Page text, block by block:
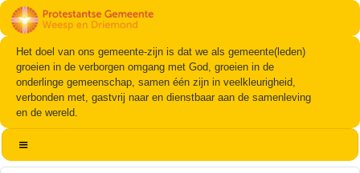
Het doel van ons gemeente-zijn is dat we als gemeente(leden)
groeien in de verborgen omgang met God, groeien in de
onderlinge gemeenschap, samen één zijn in veelkleurigheid,
verbonden met, gastvrij naar en dienstbaar aan de samenleving
en de wereld.